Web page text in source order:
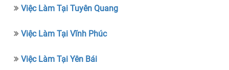
Việc Làm Tại Tuyên Quang
Việc Làm Tại Vĩnh Phúc
Việc Làm Tại Yên Bái